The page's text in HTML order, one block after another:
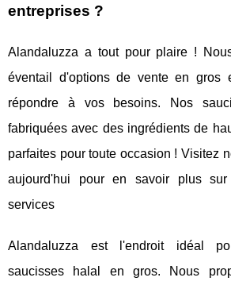
entreprises ?
Alandaluzza a tout pour plaire !
éventail d'options de vente en gros
répondre à vos besoins. Nos
fabriquées avec des ingrédients de
parfaites pour toute occasion ! Visitez
aujourd'hui pour en savoir plus
services
Alandaluzza est l'endroit idéal
saucisses halal en gros. Nous